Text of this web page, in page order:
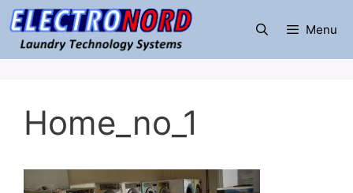
Μετάβαση
σε
περιεχόμενο
Menu
Home_no_1